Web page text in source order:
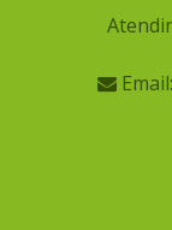
Email: